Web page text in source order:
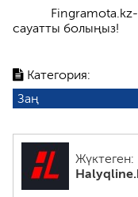
Категория:
Заң
Жүктеген:
сауатты болыңыз!